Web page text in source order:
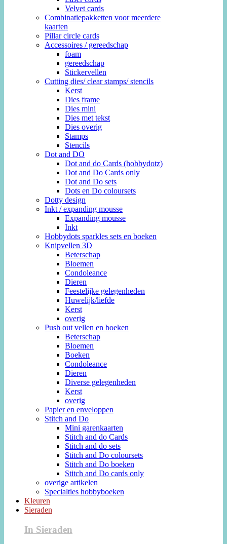
Velvet cards
Combinatiepakketten voor meerdere
kaarten
Pillar circle cards
Accessoires / gereedschap
foam
gereedschap
Stickervellen
Cutting dies/ clear stamps/ stencils
Kerst
Dies frame
Dies mini
Dies met tekst
Dies overig
Stamps
Stencils
Dot and DO
Dot and do Cards (hobbydotz)
Dot and Do Cards only
Dot and Do sets
Dots en Do coloursets
Dotty design
Inkt / expanding mousse
Expanding mousse
Inkt
Hobbydots sparkles sets en boeken
Knipvellen 3D
Beterschap
Bloemen
Condoleance
Dieren
Feestelijke gelegenheden
Huwelijk/liefde
Kerst
overig
Push out vellen en boeken
Beterschap
Bloemen
Boeken
Condoleance
Dieren
Diverse gelegenheden
Kerst
overig
Papier en enveloppen
Stitch and Do
Mini garenkaarten
Stitch and do Cards
Stitch and do sets
Stitch and Do coloursets
Stitch and Do boeken
Stitch and Do cards only
overige artikelen
Specialties hobbyboeken
Kleuren
Sieraden
In Sieraden